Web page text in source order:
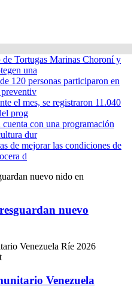
de Tortugas Marinas Choroní y
una
120 personas participaron en
el mes, se registraron 11.040
prog
con una programación
dur
de mejorar las condiciones de
d
nuevo
Venezuela